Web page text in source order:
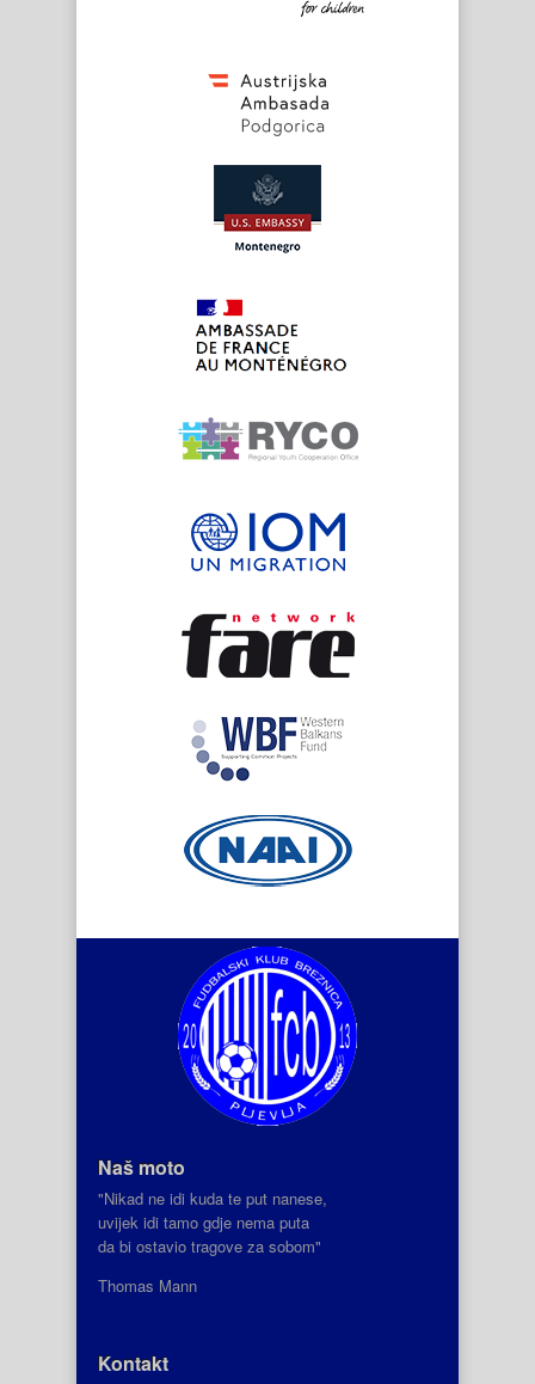
Naš moto
"Nikad ne idi kuda te put nanese,
uvijek idi tamo gdje nema puta
da bi ostavio tragove za sobom"
Thomas Mann
Kontakt